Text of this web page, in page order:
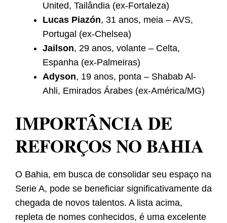
United, Tailândia (ex-Fortaleza)
Lucas Piazón, 31 anos, meia – AVS,
Portugal (ex-Chelsea)
Jailson, 29 anos, volante – Celta,
Espanha (ex-Palmeiras)
Adyson, 19 anos, ponta – Shabab Al-
Ahli, Emirados Árabes (ex-América/MG)
IMPORTÂNCIA DE
REFORÇOS NO BAHIA
O Bahia, em busca de consolidar seu espaço na
Serie A, pode se beneficiar significativamente da
chegada de novos talentos. A lista acima,
repleta de nomes conhecidos, é uma excelente